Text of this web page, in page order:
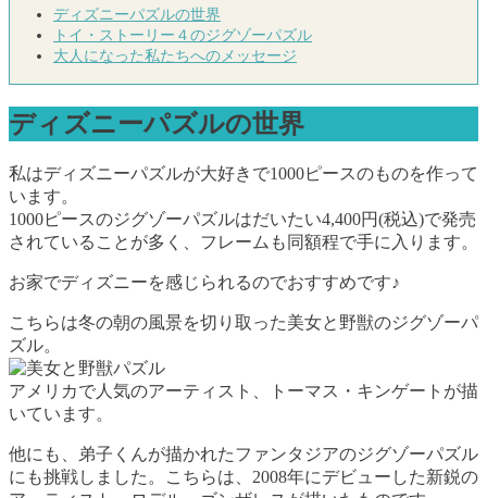
ディズニーパズルの世界
トイ・ストーリー４のジグゾーパズル
大人になった私たちへのメッセージ
ディズニーパズルの世界
私はディズニーパズルが大好きで1000ピースのものを作って
います。
1000ピースのジグゾーパズルはだいたい4,400円(税込)で発売
されていることが多く、フレームも同額程で手に入ります。
お家でディズニーを感じられるのでおすすめです♪
こちらは冬の朝の風景を切り取った美女と野獣のジグゾーパ
ズル。
アメリカで人気のアーティスト、トーマス・キンゲートが描
いています。
他にも、弟子くんが描かれたファンタジアのジグゾーパズル
にも挑戦しました。こちらは、2008年にデビューした新鋭の